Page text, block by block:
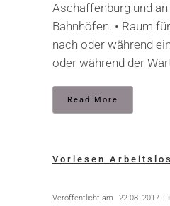
Aschaffenburg und an
Bahnhöfen. • Raum
nach oder während
oder während der
Read More
Vorlesen
Veröffentlicht am 22.08. 2017